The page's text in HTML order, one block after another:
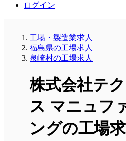
ログイン
工場・製造業求人
福島県の工場求人
泉崎村の工場求人
株式会社テ
ス マニュフ
ングの工場